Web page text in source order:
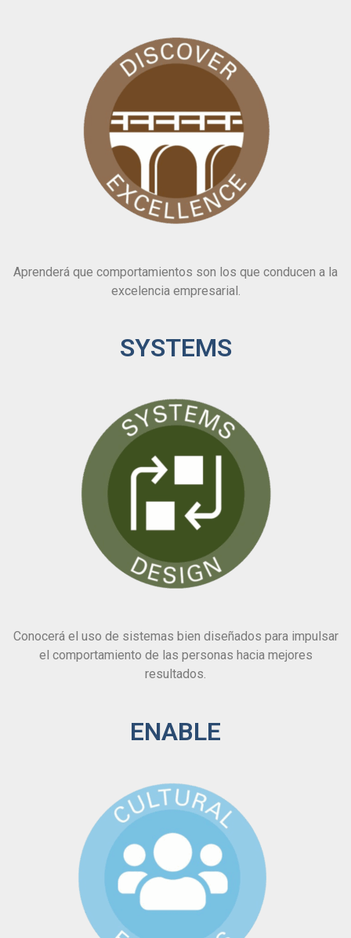
Aprenderá que comportamientos son los que conducen a la
excelencia empresarial.
SYSTEMS
Conocerá el uso de sistemas bien diseñados para impulsar
el comportamiento de las personas hacia mejores
resultados.
ENABLE